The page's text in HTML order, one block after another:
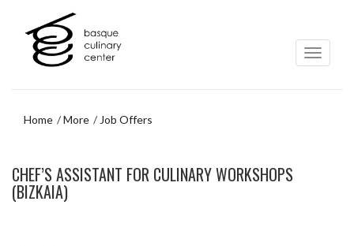
navigation
Home More Job Offers
navigation
menu
CHEF’S ASSISTANT FOR CULINARY WORKSHOPS
(BIZKAIA)